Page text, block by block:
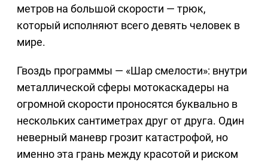
метров на большой скорости — трюк,
который исполняют всего девять человек в
мире.
Гвоздь программы — «Шар смелости»: внутри
металлической сферы мотокаскадеры на
огромной скорости проносятся буквально в
нескольких сантиметрах друг от друга. Один
неверный маневр грозит катастрофой, но
именно эта грань между красотой и риском